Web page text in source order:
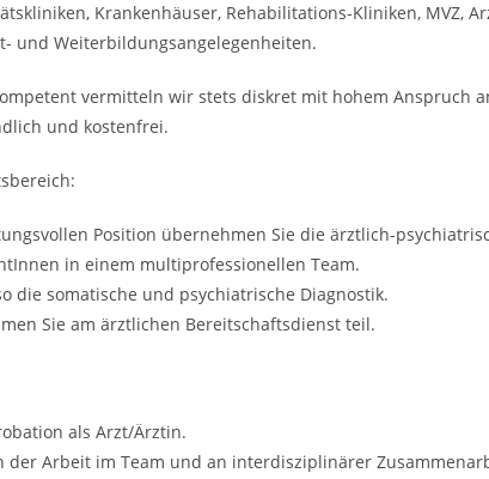
Krankenhäuser, Rehabilitations-Kliniken, MVZ,
und Weiterbildungsangelegenheiten.
vermitteln wir stets diskret mit hohem Anspruch
und kostenfrei.
Position übernehmen Sie die ärztlich-
in einem multiprofessionellen Team.
die somatische und psychiatrische Diagnostik.
Sie am ärztlichen Bereitschaftsdienst teil.
als Arzt/Ärztin.
der Arbeit im Team und an interdisziplinärer